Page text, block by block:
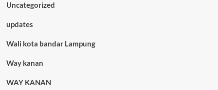
Uncategorized
updates
Wali kota bandar Lampung
Way kanan
WAY KANAN